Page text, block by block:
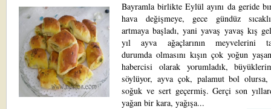
Bayramla birlikte Eylül ayını da geride
hava değişmeye, gece gündüz
artmaya başladı, yani yavaş yavaş kış
yıl ayva ağaçlarının meyvelerini
durumda olmasını kışın çok yoğun
habercisi olarak yorumladık,
söylüyor, ayva çok, palamut bol
soğuk ve sert geçermiş. Gerçi son
yağan bir kara, yağışa...